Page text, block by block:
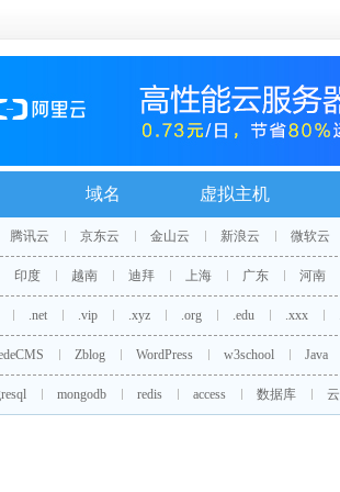
域名 虚拟主机
腾讯云 京东云 金山云 新浪云 微软云
印度 越南 迪拜 上海 广东 河南
.net .vip .xyz .org .edu .xxx
Zblog WordPress w3school Java
mongodb redis access 数据库